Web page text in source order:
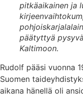
pitkäaikainen ja
päätyttyä
Kaltimoon.
Rudolf pääsi vuonna
Suomen
aikana hänellä oli